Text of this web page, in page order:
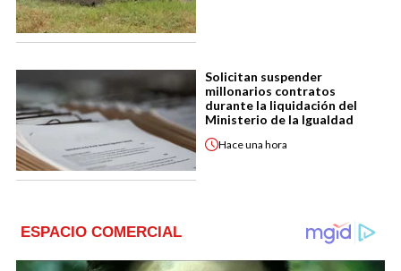
Solicitan suspender
millonarios contratos
durante la liquidación del
Ministerio de la Igualdad
Haceuna hora